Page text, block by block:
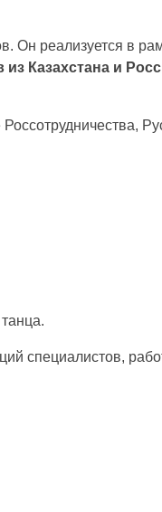
Он реализуется в
из Казахстана и
специалистов,